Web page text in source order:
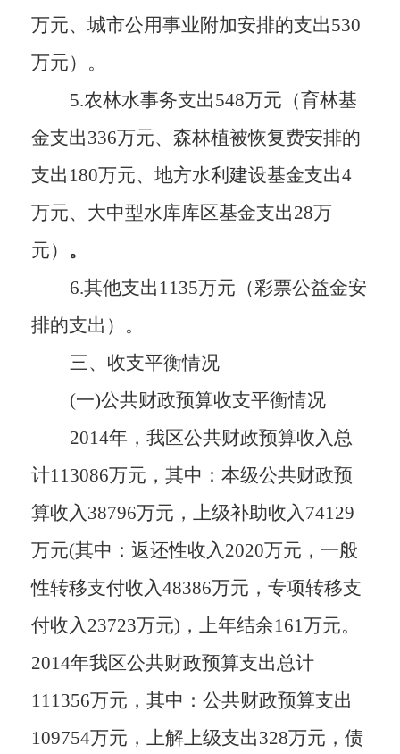
万元、城市公用事业附加安排的支出530
万元）。
5.农林水事务支出548万元（育林基
金支出336万元、森林植被恢复费安排的
支出180万元、地方水利建设基金支出4
万元、大中型水库库区基金支出28万
元） 。
6.其他支出1135万元（彩票公益金安
排的支出）。
三、收支平衡情况
(一)公共财政预算收支平衡情况
2014年，我区公共财政预算收入总
计113086万元，其中：本级公共财政预
算收入38796万元，上级补助收入74129
万元(其中：返还性收入2020万元，一般
性转移支付收入48386万元，专项转移支
付收入23723万元)，上年结余161万元。
2014年我区公共财政预算支出总计
111356万元，其中：公共财政预算支出
109754万元，上解上级支出328万元，债